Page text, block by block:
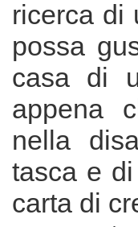
ricerca di
possa
casa di
appena
nella
tasca e
carta di